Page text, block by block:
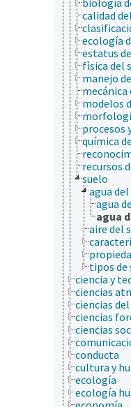
calidad
ecología
estatus
fìsica del
manejo
mecánica
modelos
procesos
química
recursos
suelo
agua
agua
agua
aire del
tipos de
ciencia y
ciencias
ciencias
ciencias
ciencias
conducta
cultura y
ecología
ecología